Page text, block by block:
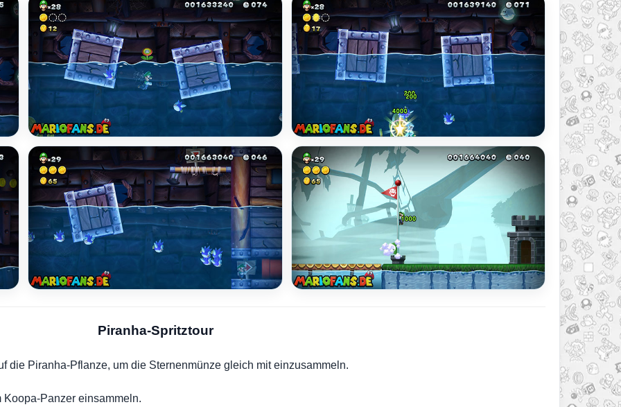
Piranha-Spritztour
die Piranha-Pflanze, um die Sternenmünze gleich mit einzusammeln.
Panzer einsammeln.